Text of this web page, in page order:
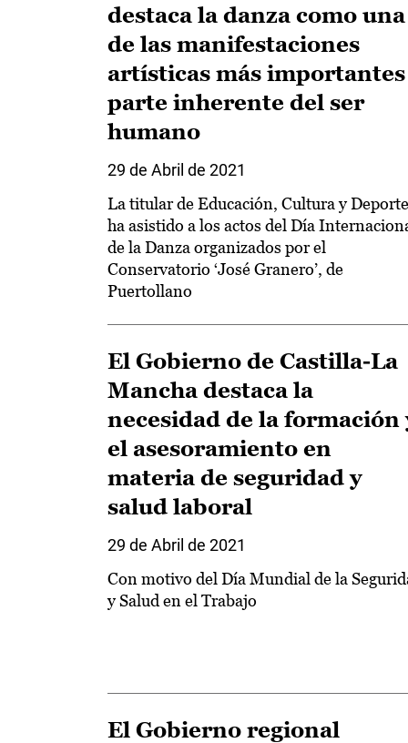
destaca la danza como una
de las manifestaciones
artísticas más importantes
parte inherente del ser
humano
29 de Abril de 2021
La titular de Educación, Cultura y
ha asistido a los actos del Día
de la Danza organizados por el
Conservatorio ‘José Granero’, de
Puertollano
El Gobierno de Castilla-La
Mancha destaca la
necesidad de la formación
el asesoramiento en
materia de seguridad y
salud laboral
29 de Abril de 2021
Con motivo del Día Mundial de la
y Salud en el Trabajo
El Gobierno regional